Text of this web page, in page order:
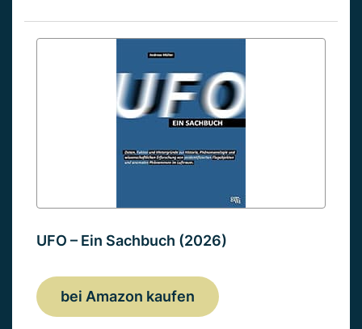
UFO – Ein Sachbuch (2026)
bei Amazon kaufen